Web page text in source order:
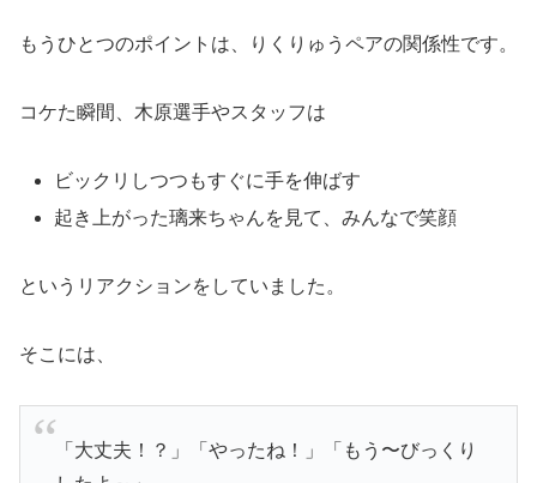
もうひとつのポイントは、りくりゅうペアの関係性です。
コケた瞬間、木原選手やスタッフは
ビックリしつつもすぐに手を伸ばす
起き上がった璃来ちゃんを見て、みんなで笑顔
というリアクションをしていました。
そこには、
「大丈夫！？」「やったね！」「もう〜びっくり